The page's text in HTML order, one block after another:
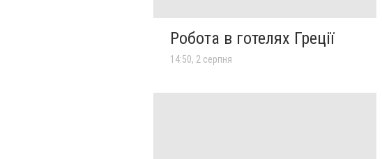
Робота в готелях Греції
14:50, 2 серпня